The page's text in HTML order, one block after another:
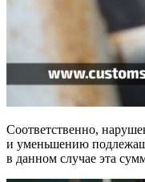
Соответственно,
и уменьшению
в данном случае эта